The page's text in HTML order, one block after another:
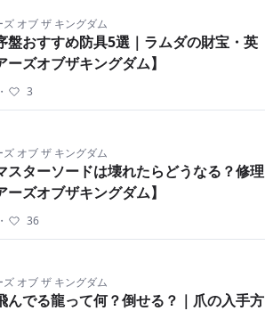
オブ ザ キングダム
盤おすすめ防具5選｜ラムダの財宝・英
ズオブザキングダム】
・ 3
オブ ザ キングダム
スターソードは壊れたらどうなる？修理
ズオブザキングダム】
・ 36
オブ ザ キングダム
んでる龍って何？倒せる？｜爪の入手方